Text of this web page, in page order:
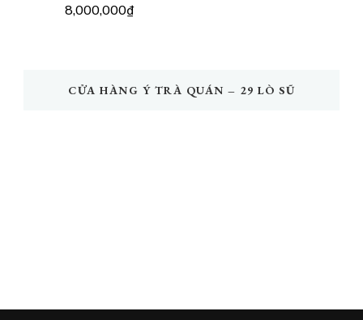
8,000,000₫
CỬA HÀNG Ý TRÀ QUÁN – 29 LÒ SŨ